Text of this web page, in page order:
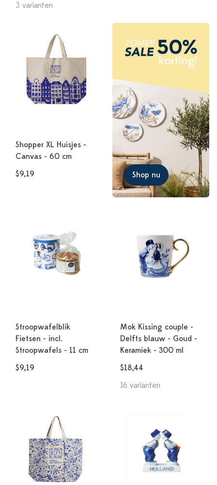
3 varianten
Shopper XL Huisjes -
Canvas - 60 cm
$9,19
Shop nu
Stroopwafelblik
Fietsen - incl.
Stroopwafels - 11 cm
$9,19
Mok Kissing couple -
Delfts blauw - Goud -
Keramiek - 300 ml
$18,44
16 varianten